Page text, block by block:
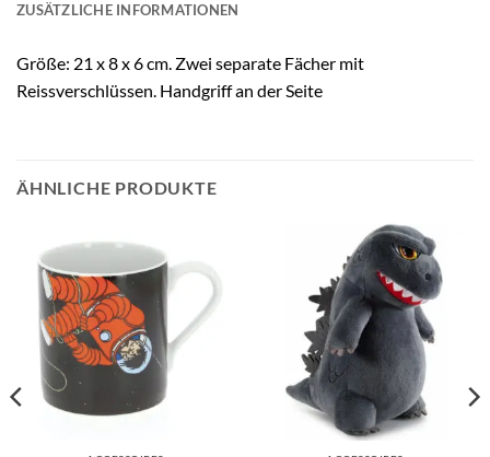
ZUSÄTZLICHE INFORMATIONEN
Größe: 21 x 8 x 6 cm. Zwei separate Fächer mit
Reissverschlüssen. Handgriff an der Seite
ÄHNLICHE PRODUKTE